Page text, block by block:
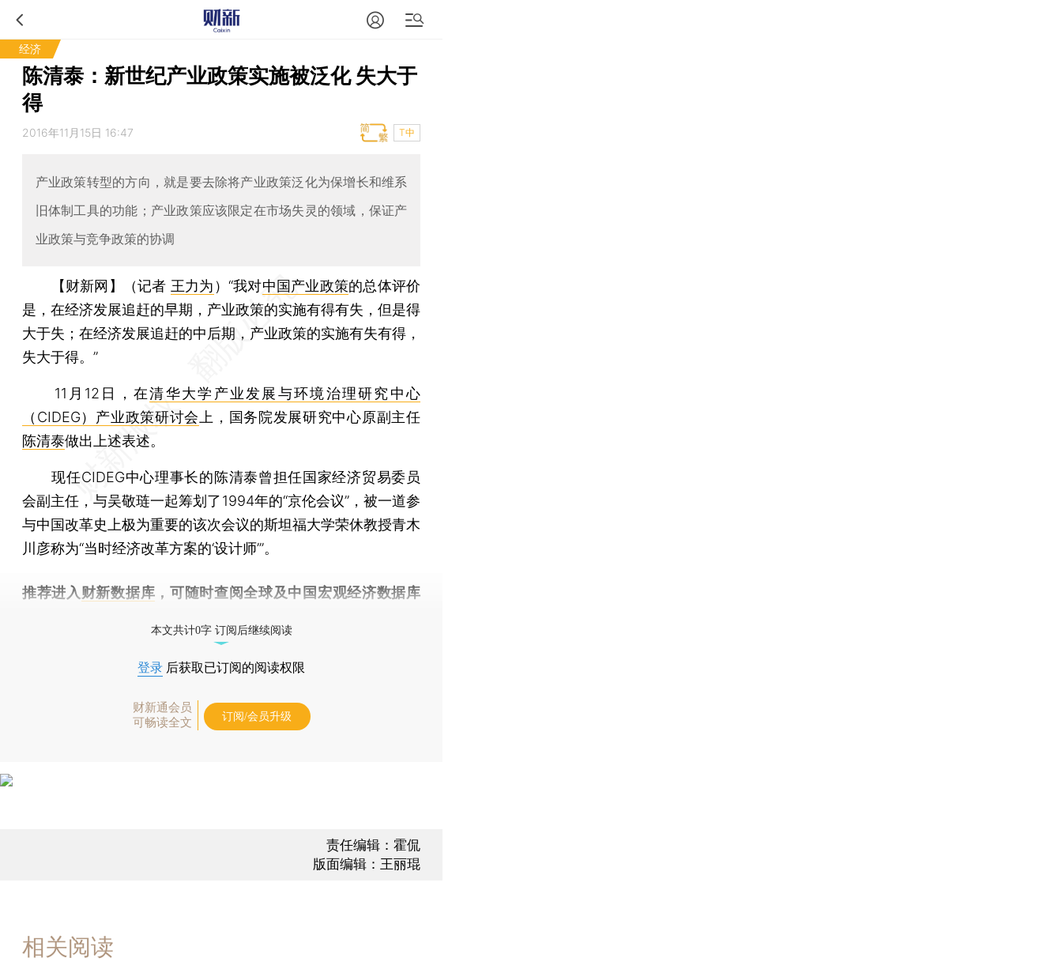
经济
陈清泰：新世纪产业政策实施被泛化 失大于
得
2016年11月15日 16:47 T中
产业政策转型的方向，就是要去除将产业政策泛化为保增长和维系
旧体制工具的功能；产业政策应该限定在市场失灵的领域，保证产
业政策与竞争政策的协调
【财新网】（记者 王力为 ） “我对中国产业政策的总体评价
是，在经济发展追赶的早期，产业政策的实施有得有失，但是得
大于失；在经济发展追赶的中后期，产业政策的实施有失有得，
失大于得。”
11月12日，在清华大学产业发展与环境治理研究中心
（CIDEG）产业政策研讨会 上，国务院发展研究中心原副主任
陈清泰做出上述表述。
现任CIDEG中心理事长的陈清泰曾担任国家经济贸易委员
会副主任，与吴敬琏一起筹划了1994年的“京伦会议”，被一道参
与中国改革史上极为重要的该次会议的斯坦福大学荣休教授青木
川彦称为“当时经济改革方案的‘设计师’”。
推荐进入 财新数据库 ，可随时查阅全球及中国宏观经济数据库
本文共计0字 订阅后继续阅读
登录 后获取已订阅的阅读权限
财新通会员
可畅读全文
订阅/会员升级
责任编辑：霍侃
版面编辑：王丽琨
相关阅读